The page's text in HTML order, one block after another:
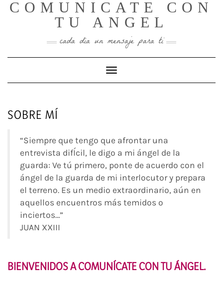
SkipCOMUNICATE CON
TU ANGEL
cada día un mensaje para ti
Toggle Navigation
SOBRE MÍ
“Siempre que tengo que afrontar una
entrevista difÍcil, le digo a mi ángel de la
guarda: Ve tú primero, ponte de acuerdo con el
ángel de la guarda de mi interlocutor y prepara
el terreno. Es un medio extraordinario, aún en
aquellos encuentros más temidos o
inciertos…”
JUAN XXIII
BIENVENIDOS A COMUNÍCATE CON TU ÁNGEL.